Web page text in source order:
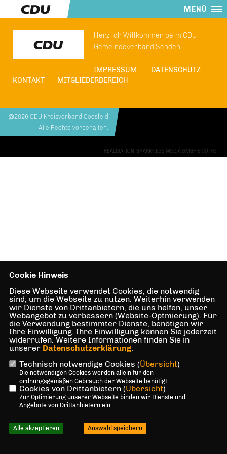
MENÜ
Herzlich Willkommen beim CDU
Gemeindeverband Senden
IMPRESSUM
DATENSCHUTZ
KONTAKT
MITGLIEDERBEREICH
@2026 CDU Kreisverband Coesfeld
Alle Rechte vorbehalten.
REALISATION: SHARKNESS MEDIA GMBH & CO. KG
Cookie Hinweis
Diese Webseite verwendet Cookies, die notwendig
sind, um die Webseite zu nutzen. Weiterhin verwenden
wir Dienste von Drittanbietern, die uns helfen, unser
Webangebot zu verbessern (Website-Optmierung). Für
die Verwendung bestimmter Dienste, benötigen wir
Ihre Einwilligung. Ihre Einwilligung können Sie jederzeit
widerrufen. Weitere Informationen finden Sie in
unserer Datenschutzerklärung.
Technisch notwendige Cookies (Übersicht)
Die notwendigen Cookies werden allein für den
ordnungsgemäßen Gebrauch der Webseite benötigt.
Cookies von Drittanbietern (Übersicht)
Zur Optimierung unserer Webseite binden wir Dienste und
Angebote von Drittanbietern ein.
Alle akzeptieren Auswahl speichern